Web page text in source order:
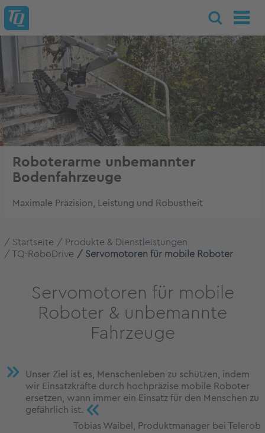
Roboterarme unbemannter
Bodenfahrzeuge
Maximale Präzision, Leistung und Robustheit
Startseite
Produkte & Dienstleistungen
TQ-RoboDrive
Servomotoren für mobile Roboter
Servomotoren für mobile
Roboter & unbemannte
Fahrzeuge
Unser Ziel ist es, Menschenleben zu schützen, indem
wir Einsatzkräfte durch hochpräzise mobile Roboter
ersetzen, wann immer ein Einsatz für den Menschen zu
gefährlich ist. «
Tobias Waibel, Produktmanager bei Telerob